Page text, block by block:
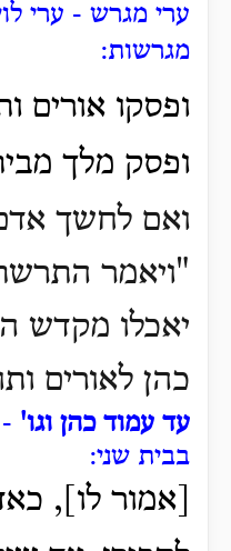
ערי מגרש - ערי
מגרשות:
ופסקו אורים
ופסק מלך
ואם לחשך
"ויאמר
יאכלו מקדש
כהן לאורים
עד עמוד כהן וגו'
בבית שני:
[אמור לו],